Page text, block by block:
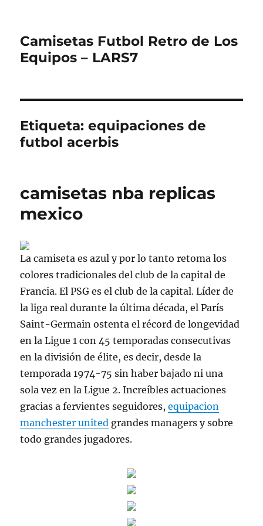
Camisetas Futbol Retro de Los
Equipos – LARS7
Etiqueta:equipaciones de
futbol acerbis
camisetas nba replicas
mexico
La camiseta es azul y por lo tanto retoma los
colores tradicionales del club de la capital de
Francia. El PSG es el club de la capital. Líder de
la liga real durante la última década, el París
Saint-Germain ostenta el récord de longevidad
en la Ligue 1 con 45 temporadas consecutivas
en la división de élite, es decir, desde la
temporada 1974-75 sin haber bajado ni una
sola vez en la Ligue 2. Increíbles actuaciones
gracias a fervientes seguidores,equipacion
manchester united grandes managers y sobre
todo grandes jugadores.